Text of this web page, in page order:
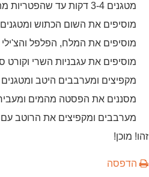
מטגנים 3-4 דקות עד שהפטריות מתכווצות והקבנוס משחים מעט.
מוסיפים את השום הכתוש
מוסיפים את המלח, הפלפל והצ'ילי
מוסיפים את עגבניות השרי וקורט
מקפיצים ומערבבים היטב ומטגנים תוך ערבוב עוד 3-
מסננים את הפסטה מהמים
מערבבים ומקפיצים את הרוטב
זהו! מוכן!
הדפסה